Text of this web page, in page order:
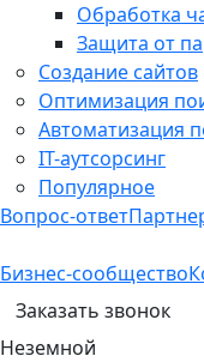
Обработка
Защита от
Создание сайтов
Оптимизация
Автоматизация
IT-аутсорсинг
Популярное
Вопрос-ответ
Бизнес-сообщество
Заказать звонок
Неземной